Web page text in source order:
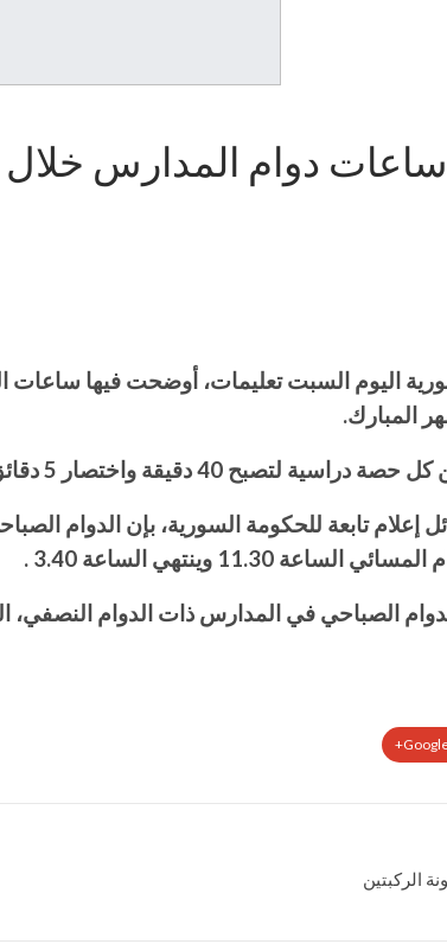
ساعات دوام المدارس
اليوم السبت تعليمات، أوضحت فيها
المبارك.
وينتهي الساعة 3.40 .
الركبتين